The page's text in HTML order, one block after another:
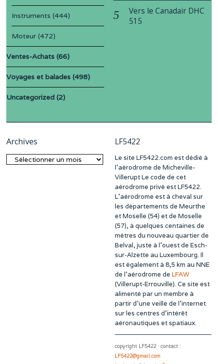
Instruments (444)
Moteur (472)
Ventes-Achats (66)
Voyages et balades (498)
Uncategorized (2)
Vers le Canadair DHC
515
Archives
Archives
LF5422
Le site LF5422.com est dédié à
l’aérodrome de Micheville-
Villerupt Le code de cet
aérodrome privé est LF5422.
L’aérodrome est à cheval sur
les départements de Meurthe
et Moselle (54) et de Moselle
(57), à quelques centaines de
mètres du nouveau quartier de
Belval, juste à l’ouest de Esch-
sur-Alzette au Luxembourg. Il
est également à 8,5 km au NNE
de l’aérodrome de LFAW
(Villerupt-Errouville). Ce site est
alimenté par un membre à
partir d’une veille de l’internet
sur les centres d’intérêt
aéronautiques et spatiaux.
copyright LF5422 · contact :
LF5422@gmail.com